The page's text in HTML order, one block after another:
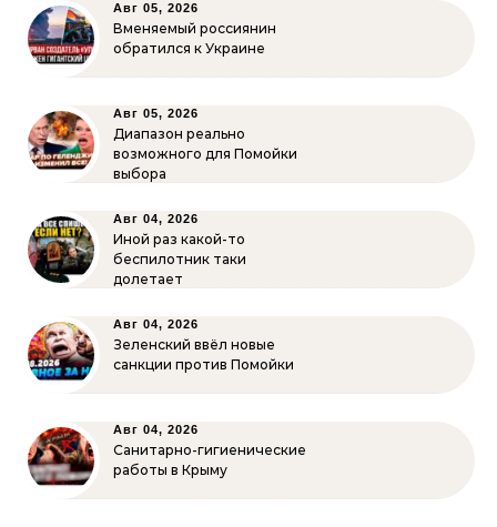
Авг 05, 2026
Вменяемый россиянин
обратился к Украине
Авг 05, 2026
Диапазон реально
возможного для Помойки
выбора
Авг 04, 2026
Иной раз какой-то
беспилотник таки
долетает
Авг 04, 2026
Зеленский ввёл новые
санкции против Помойки
Авг 04, 2026
Санитарно-гигиенические
работы в Крыму